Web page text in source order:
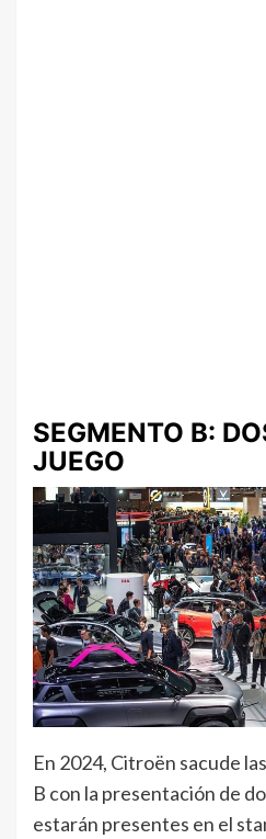
SEGMENTO B:
JUEGO
En 2024, Citroën sacude
B con la presentación de
estarán presentes en el